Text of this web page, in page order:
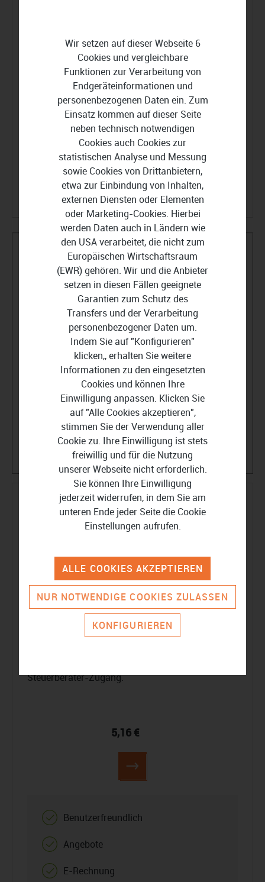
Statusverfolgung
Erinnerungsfunktion
Belegerkennung
Mahnungen
Individualisierbarkeit
sevdesk Rechnung
Selbstständige, Einzelunternehmer
webbasiert erstellen, versenden und verwalten
möchten.
sevdesk hilft Ihnen beim Erstellen von Angeboten
und Rechnungen und bei der Verwaltung Ihrer
Steuerberater-Zugang.
5,16 €
Benutzerfreundlich
Angebote
E-Rechnung
Wir setzen auf dieser Webseite 6
Cookies und vergleichbare
Funktionen zur Verarbeitung von
Endgeräteinformationen und
personenbezogenen Daten ein. Zum
Einsatz kommen auf dieser Seite
neben technisch notwendigen
Cookies auch Cookies zur
statistischen Analyse und Messung
sowie Cookies von Drittanbietern,
etwa zur Einbindung von Inhalten,
externen Diensten oder Elementen
oder Marketing-Cookies. Hierbei
werden Daten auch in Ländern wie
den USA verarbeitet, die nicht zum
Europäischen Wirtschaftsraum
(EWR) gehören. Wir und die Anbieter
setzen in diesen Fällen geeignete
Garantien zum Schutz des
Transfers und der Verarbeitung
personenbezogener Daten um.
Indem Sie auf "Konfigurieren"
klicken,, erhalten Sie weitere
Informationen zu den eingesetzten
Cookies und können Ihre
Einwilligung anpassen. Klicken Sie
auf "Alle Cookies akzeptieren",
stimmen Sie der Verwendung aller
Cookie zu. Ihre Einwilligung ist stets
freiwillig und für die Nutzung
unserer Webseite nicht erforderlich.
Sie können Ihre Einwilligung
jederzeit widerrufen, in dem Sie am
unteren Ende jeder Seite die Cookie
Einstellungen aufrufen.
NUR NOTWENDIGE COOKIES ZULASSEN
KONFIGURIEREN
ALLE COOKIES AKZEPTIEREN